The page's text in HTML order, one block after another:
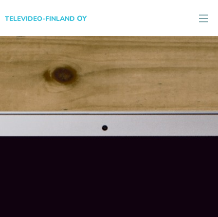
TELEVIDEO-FINLAND OY